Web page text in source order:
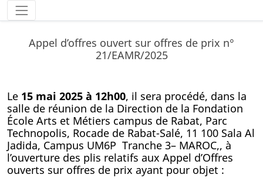
Appel d’offres ouvert sur offres de prix n°
21/EAMR/2025
Le 15 mai 2025 à 12h00, il sera procédé, dans la
salle de réunion de la Direction de la Fondation
École Arts et Métiers campus de Rabat, Parc
Technopolis, Rocade de Rabat-Salé, 11 100 Sala Al
Jadida, Campus UM6P Tranche 3– MAROC,, à
l’ouverture des plis relatifs aux Appel d’Offres
ouverts sur offres de prix ayant pour objet :